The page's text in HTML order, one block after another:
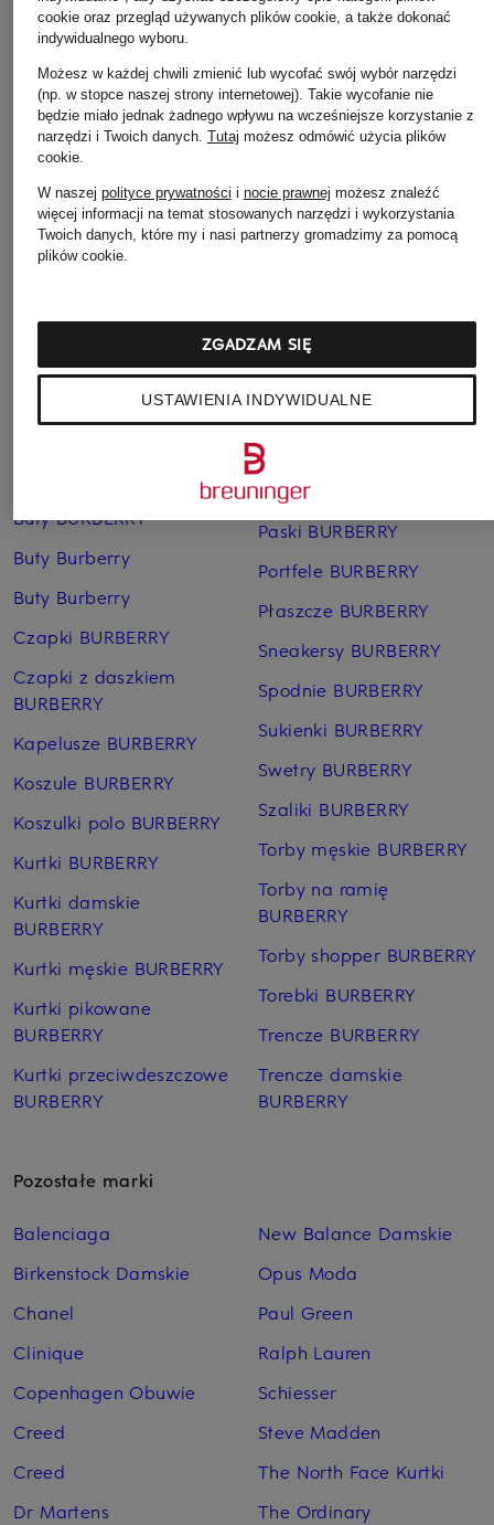
+ rabat promocyjny
Max Mara
Sweter GIOIOSA
1 435 zł
Najniższa cena:1 435 zł
Cena regularna:
+ rabat promocyjny
Kardigan
1 670 zł
Najniższa cena:
Pozostałe kategorie
BURBERRY wyprzedaż
Buty BURBERRY
Buty Burberry
Buty Burberry
Czapki BURBERRY
Czapki z daszkiem
BURBERRY
Kapelusze BURBERRY
Koszule BURBERRY
Koszulki polo BURBERRY
Kurtki BURBERRY
Kurtki damskie
BURBERRY
Kurtki męskie BURBERRY
Kurtki pikowane
BURBERRY
Kurtki przeciwdeszczowe
BURBERRY
Okulary
przeciwsłoneczne
BURBERRY
Paski BURBERRY
Portfele BURBERRY
Płaszcze BURBERRY
Sneakersy BURBERRY
Spodnie BURBERRY
Sukienki BURBERRY
Swetry BURBERRY
Szaliki BURBERRY
Torby męskie BURBERRY
Torby na ramię
BURBERRY
Torby shopper BURBERRY
Torebki BURBERRY
Trencze BURBERRY
Trencze damskie
BURBERRY
Pozostałe marki
Balenciaga
Birkenstock Damskie
Chanel
Clinique
Copenhagen Obuwie
Creed
Creed
Dr Martens
New Balance Damskie
Opus Moda
Paul Green
Ralph Lauren
Schiesser
Steve Madden
The North Face Kurtki
The Ordinary
cookie oraz przegląd używanych plików cookie, a także dokonać
indywidualnego wyboru.
Możesz w każdej chwili zmienić lub wycofać swój wybór narzędzi
(np. w stopce naszej strony internetowej). Takie wycofanie nie
będzie miało jednak żadnego wpływu na wcześniejsze korzystanie z
narzędzi i Twoich danych. Tutaj możesz odmówić użycia plików
cookie.
W naszej polityce prywatności i nocie prawnej możesz znaleźć
więcej informacji na temat stosowanych narzędzi i wykorzystania
Twoich danych, które my i nasi partnerzy gromadzimy za pomocą
plików cookie.
USTAWIENIA INDYWIDUALNE
ZGADZAM SIĘ